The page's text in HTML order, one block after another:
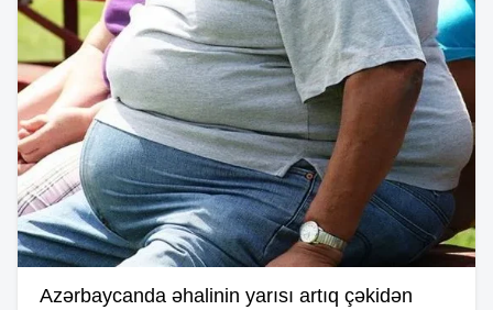
Azərbaycanda əhalinin yarısı artıq çəkidən